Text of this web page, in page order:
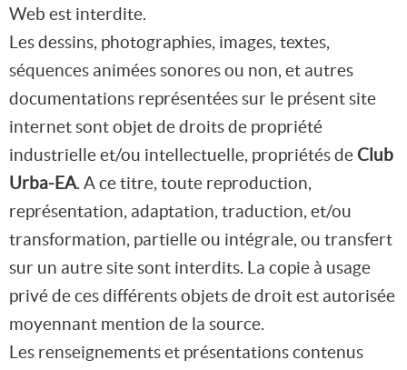
Web est interdite.
Les dessins, photographies, images, textes,
séquences animées sonores ou non, et autres
documentations représentées sur le présent site
internet sont objet de droits de propriété
industrielle et/ou intellectuelle, propriétés deClub
Urba-EA. A ce titre, toute reproduction,
représentation, adaptation, traduction, et/ou
transformation, partielle ou intégrale, ou transfert
sur un autre site sont interdits. La copie à usage
privé de ces différents objets de droit est autorisée
moyennant mention de la source.
Les renseignements et présentations contenus